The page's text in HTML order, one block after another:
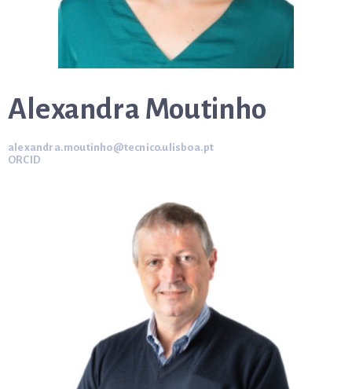
Alexandra Moutinho
alexandra.moutinho@tecnico.ulisboa.pt
ORCID